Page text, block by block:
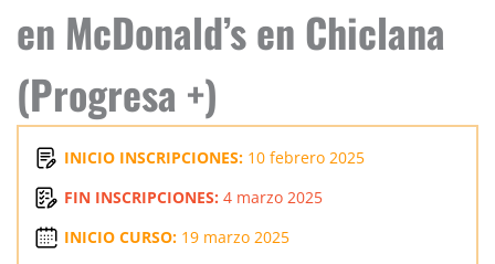
en McDonald’s en Chiclana
(Progresa +)
INICIO INSCRIPCIONES: 10 febrero 2025
FIN INSCRIPCIONES: 4 marzo 2025
INICIO CURSO: 19 marzo 2025